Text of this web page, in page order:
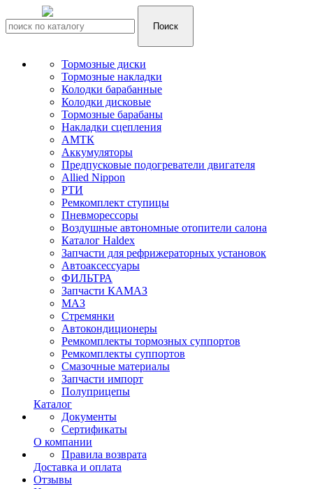
Тормозные диски
Тормозные накладки
Колодки барабанные
Колодки дисковые
Тормозные барабаны
Накладки сцепления
АМТК
Аккумуляторы
Предпусковые подогреватели двигателя
Allied Nippon
РТИ
Ремкомплект ступицы
Пневморессоры
Воздушные автономные отопители салона
Каталог Haldex
Запчасти для рефрижераторных установок
Автоаксессуары
ФИЛЬТРА
Запчасти КАМАЗ
МАЗ
Стремянки
Автокондиционеры
Ремкомплекты тормозных суппортов
Ремкомплекты суппортов
Смазочные материалы
Запчасти импорт
Полуприцепы
Каталог
Документы
Сертификаты
О компании
Правила возврата
Доставка и оплата
Отзывы